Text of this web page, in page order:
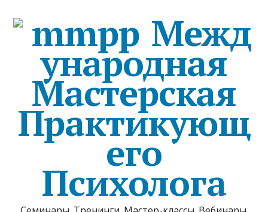
Межд
ународная
Мастерская
Практикующ
его
Психолога